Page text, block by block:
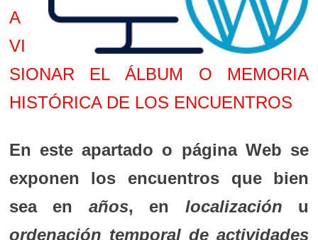
A
VI
SIONAR EL ÁLBUM O MEMORIA
HISTÓRICA DE LOS ENCUENTROS
En este apartado o página Web se
exponen los encuentros que bien
sea en años, en localización u
ordenación temporal de actividades